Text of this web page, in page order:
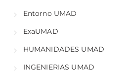
Entorno UMAD
ExaUMAD
HUMANIDADES UMAD
INGENIERIAS UMAD